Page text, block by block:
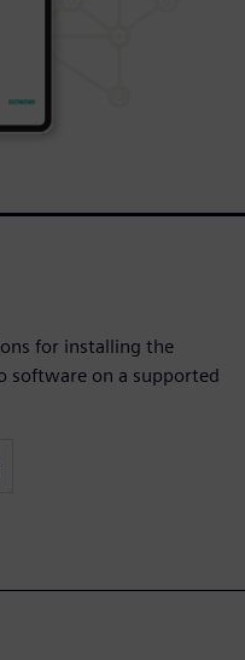
for installing the
software on a supported